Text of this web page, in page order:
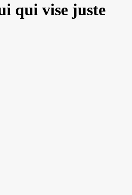
qui vise juste